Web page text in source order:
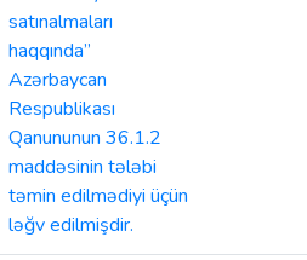
satınalmaları
haqqında”
Azərbaycan
Respublikası
Qanununun 36.1.2
maddəsinin tələbi
təmin edilmədiyi üçün
ləğv edilmişdir.